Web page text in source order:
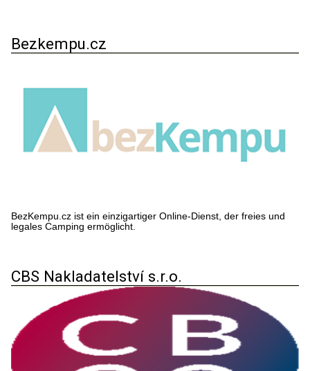
Bezkempu.cz
BezKempu.cz ist ein einzigartiger Online-Dienst, der freies und
legales Camping ermöglicht.
CBS Nakladatelství s.r.o.